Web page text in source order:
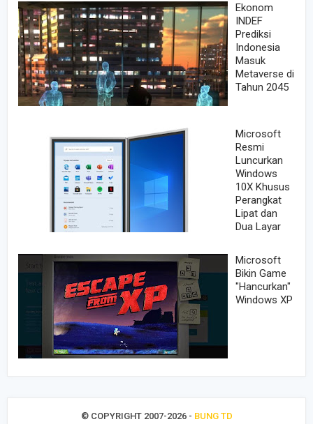
Ekonom
INDEF
Prediksi
Indonesia
Masuk
Metaverse di
Tahun 2045
Microsoft
Resmi
Luncurkan
Windows
10X Khusus
Perangkat
Lipat dan
Dua Layar
Microsoft
Bikin Game
"Hancurkan"
Windows XP
© COPYRIGHT 2007-2026 - BUNG TD